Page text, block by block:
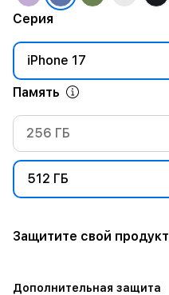
Серия
iPhone 17
Память
256 ГБ
512 ГБ
Защитите свой продукт
Дополнительная защита